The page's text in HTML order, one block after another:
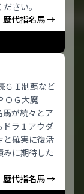
さい。
歴代指名馬 →
ＧＩ制覇など
ＯＧ大魔
が続々とア
ラ１アウダ
確実に復活
みに期待した
歴代指名馬 →